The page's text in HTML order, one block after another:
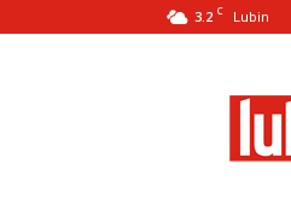
3.2 C Lubin
Extra!